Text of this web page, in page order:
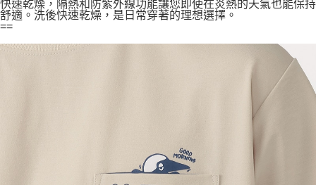
快速乾燥，隔熱和防紫外線功能讓您即使在炎熱的天氣也能保持
舒適。洗後快速乾燥，是日常穿著的理想選擇。
==